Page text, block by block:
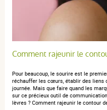
du 22 octobre 2017
Efficacité et douceur sont
Comment rajeunir le
Pour beaucoup, le sourire est le
réchauffer les cœurs, établir des liens
journée. Mais que faire quand les
sur ce précieux outil de
lèvres ? Comment rajeunir le contour